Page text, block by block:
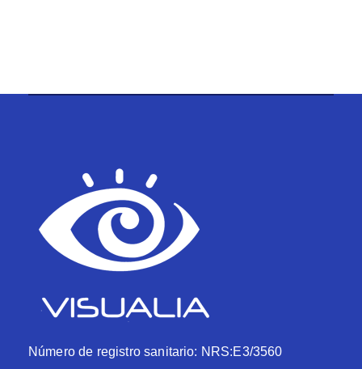
Número de registro sanitario: NRS:E3/3560